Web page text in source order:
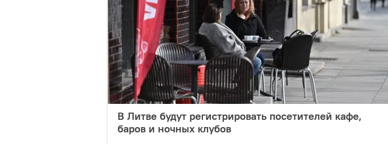
В Литве будут регистрировать посетителей кафе,
баров и ночных клубов